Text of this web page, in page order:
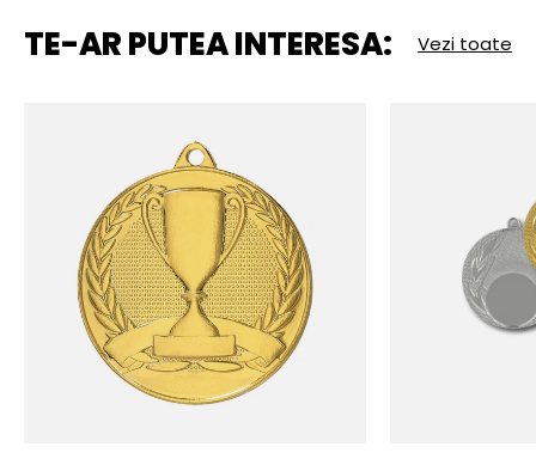
TE-AR PUTEA INTERESA: Vezi toate